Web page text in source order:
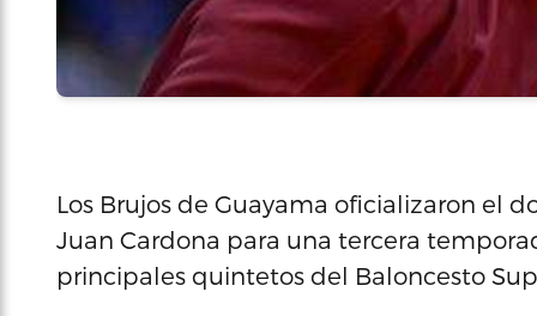
Los Brujos de Guayama oficializaron el
Juan Cardona para una tercera
principales quintetos del Baloncesto